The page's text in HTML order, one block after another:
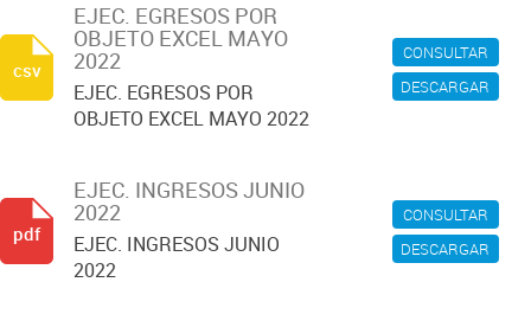
CONSULTAR
DESCARGAR
EJEC. EGRESOS POR
OBJETO EXCEL MAYO
2022
EJEC. EGRESOS POR
OBJETO EXCEL MAYO 2022
csv
CONSULTAR
DESCARGAR
EJEC. INGRESOS JUNIO
2022
EJEC. INGRESOS JUNIO
2022
pdf